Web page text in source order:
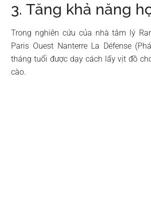
3. Tăng khả năng
Trong nghiên cứu của nhà tâm lý
Paris Ouest Nanterre La Défense
tháng tuổi được dạy cách lấy vịt đồ
cào.